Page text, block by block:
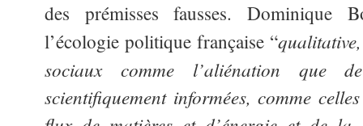
des prémisses fausses. Dominique
l’écologie politique française “
sociaux comme l’aliénation que
scientifiquement informées, comme